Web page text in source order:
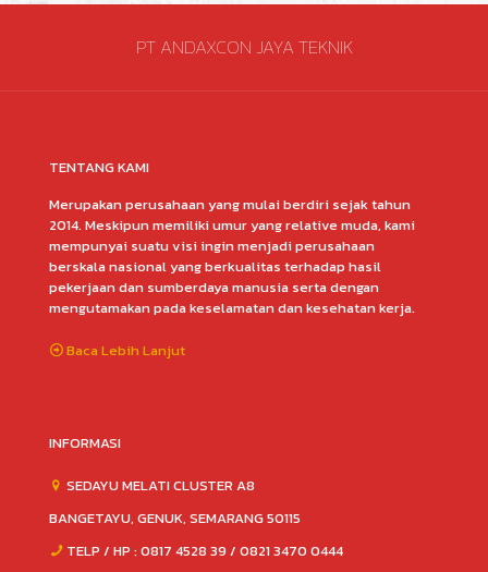
PT ANDAXCON JAYA TEKNIK
TENTANG KAMI
Merupakan perusahaan yang mulai berdiri sejak tahun
2014. Meskipun memiliki umur yang relative muda, kami
mempunyai suatu visi ingin menjadi perusahaan
berskala nasional yang berkualitas terhadap hasil
pekerjaan dan sumberdaya manusia serta dengan
mengutamakan pada keselamatan dan kesehatan kerja.
Baca Lebih Lanjut
INFORMASI
SEDAYU MELATI CLUSTER A8
BANGETAYU, GENUK, SEMARANG 50115
TELP / HP : 0817 4528 39 / 0821 3470 0444